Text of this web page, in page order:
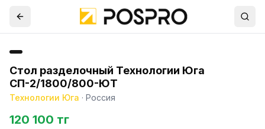
Стол разделочный Технологии Юга
СП-2/1800/800-ЮТ
Технологии Юга · Россия
120 100 тг